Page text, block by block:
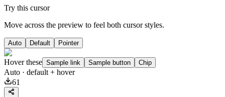
Try this cursor
Move across the preview to feel both cursor styles.
Auto Default Pointer
Hover these Sample link Sample button Chip
Auto · default + hover
61